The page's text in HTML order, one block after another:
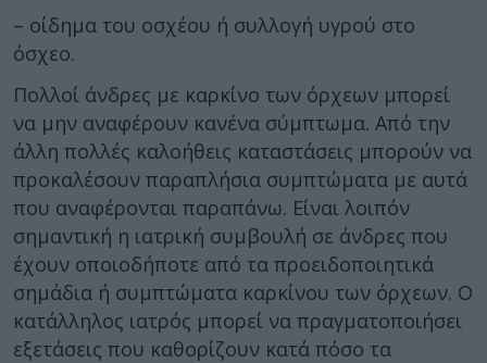
– οίδημα του οσχέου ή συλλογή υγρού στο
όσχεο.
Πολλοί άνδρες με καρκίνο των όρχεων μπορεί
να μην αναφέρουν κανένα σύμπτωμα. Από την
άλλη πολλές καλοήθεις καταστάσεις μπορούν να
προκαλέσουν παραπλήσια συμπτώματα με αυτά
που αναφέρονται παραπάνω. Είναι λοιπόν
σημαντική η ιατρική συμβουλή σε άνδρες που
έχουν οποιοδήποτε από τα προειδοποιητικά
σημάδια ή συμπτώματα καρκίνου των όρχεων. Ο
κατάλληλος ιατρός μπορεί να πραγματοποιήσει
εξετάσεις που καθορίζουν κατά πόσο τα